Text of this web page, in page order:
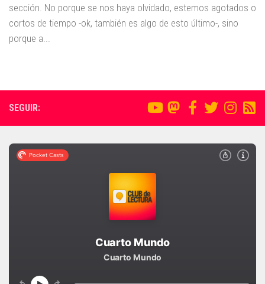
sección. No porque se nos haya olvidado, estemos agotados o
cortos de tiempo -ok, también es algo de esto último-, sino
porque a...
SEGUIR: